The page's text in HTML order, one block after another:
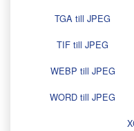
TGA till JPEG
TIF till JPEG
WEBP till JPEG
WORD till JPEG